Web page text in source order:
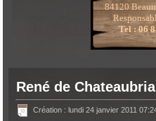
84120
Tel : 06
René de
Création : lundi 24 janvier 2011